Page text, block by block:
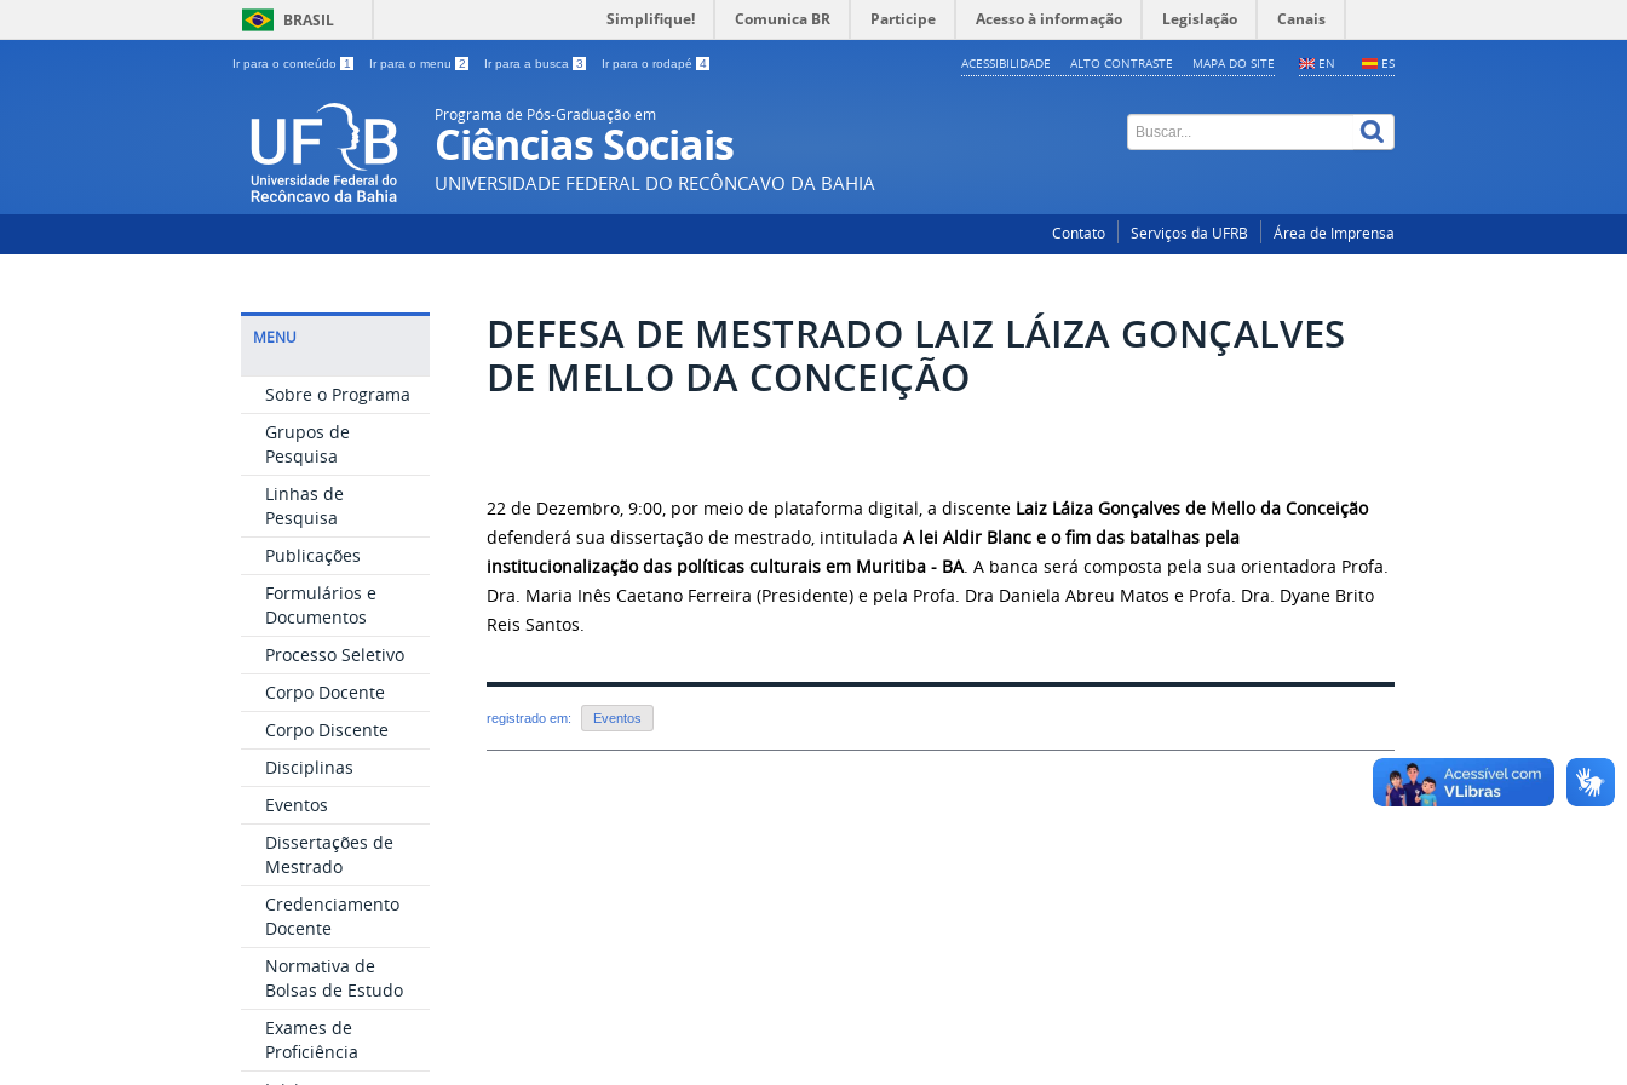
BRASIL Simplifique! Comunica BR Participe Acesso à informação Legislação Canais
Ir para o conteúdo 1 Ir para o menu 2 Ir para a busca 3 Ir para o rodapé 4 EN ES
ACESSIBILIDADE ALTO CONTRASTE MAPA DO SITE
Programa de Pós-Graduação em
Ciências Sociais
UNIVERSIDADE FEDERAL DO RECÔNCAVO DA BAHIA
Contato Serviços da UFRB Área de Imprensa
MENU
Sobre o Programa
Grupos de
Pesquisa
Linhas de
Pesquisa
Publicações
Formulários e
Documentos
Processo Seletivo
Corpo Docente
Corpo Discente
Disciplinas
Eventos
Dissertações de
Mestrado
Credenciamento
Docente
Normativa de
Bolsas de Estudo
Exames de
Proficiência
DEFESA DE MESTRADO LAIZ LÁIZA GONÇALVES
DE MELLO DA CONCEIÇÃO
22 de Dezembro, 9:00, por meio de plataforma digital, a discente Laiz Láiza Gonçalves de Mello da Conceição
defenderá sua dissertação de mestrado, intitulada A lei Aldir Blanc e o fim das batalhas pela
institucionalização das políticas culturais em Muritiba - BA. A banca será composta pela sua orientadora Profa.
Dra. Maria Inês Caetano Ferreira (Presidente) e pela Profa. Dra Daniela Abreu Matos e Profa. Dra. Dyane Brito
Reis Santos.
registrado em: Eventos